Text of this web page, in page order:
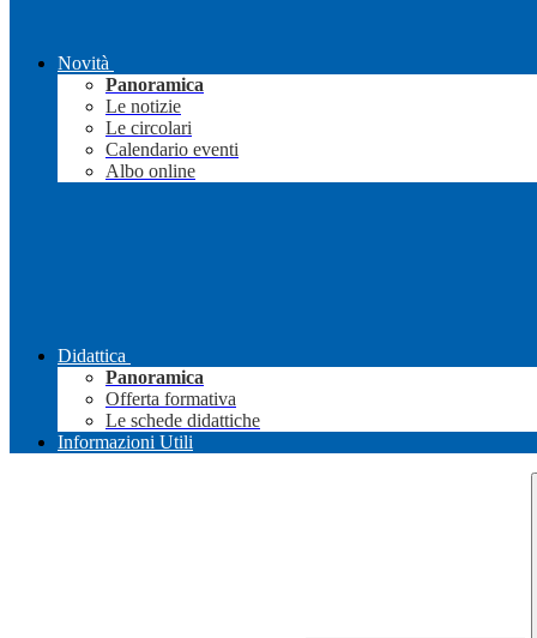
Novità
Panoramica
Le notizie
Le circolari
Calendario eventi
Albo online
Didattica
Panoramica
Offerta formativa
Le schede didattiche
Informazioni Utili